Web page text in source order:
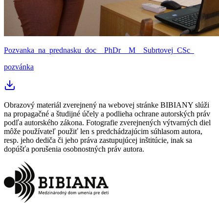
Pozvanka_na_prednasku_doc__PhDr__M__Subrtovej_CSc_
pozvánka
Obrazový materiál zverejnený na webovej stránke BIBIANY slúži
na propagačné a študijné účely a podlieha ochrane autorských práv
podľa autorského zákona. Fotografie zverejnených výtvarných diel
môže používateľ použiť len s predchádzajúcim súhlasom autora,
resp. jeho dediča či jeho práva zastupujúcej inštitúcie, inak sa
dopúšťa porušenia osobnostných práv autora.